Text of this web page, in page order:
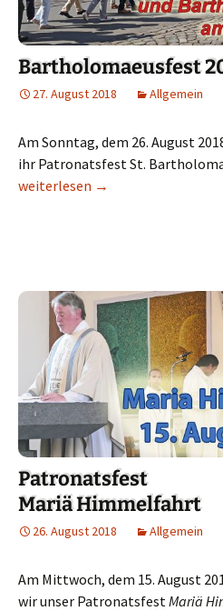
Bartholomaeusfest
27. August 2018 Allgemein
Am Sonntag, dem 26. August
ihr Patronatsfest St.
Bartholomaeusfest 2018
weiterlesen →
Patronatsfest
Mariä Himmelfahrt
26. August 2018 Allgemein
Am Mittwoch, dem 15. August
wir unser Patronatsfest Mariä